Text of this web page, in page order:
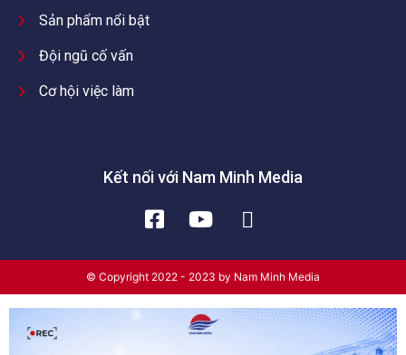
Sản phẩm nổi bật
Đội ngũ cố vấn
Cơ hội việc làm
Kết nối với Nam Minh Media
© Copyright 2022 - 2023 by Nam Minh Media